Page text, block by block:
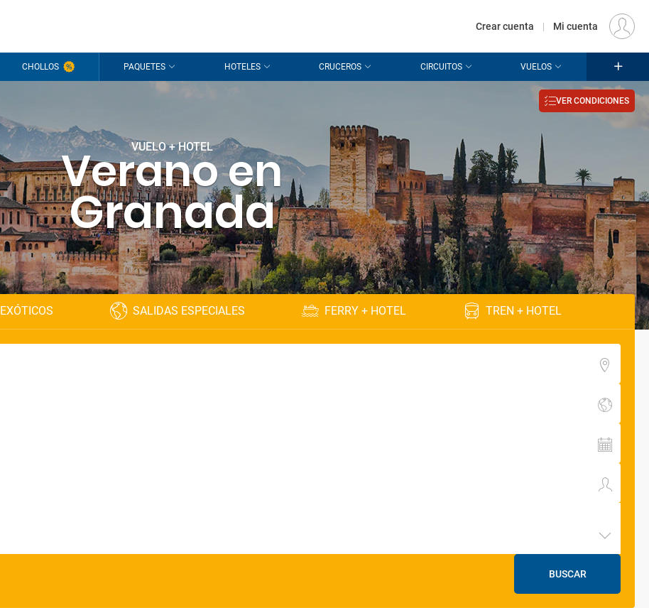
EUR
Crear cuenta | Mi cuenta
CHOLLOS PAQUETES HOTELES CRUCEROS CIRCUITOS VUELOS
VUELO + HOTEL
Verano en
Granada
VER CONDICIONES
SALIDAS ESPECIALES FERRY + HOTEL TREN + HOTEL
BUSCAR